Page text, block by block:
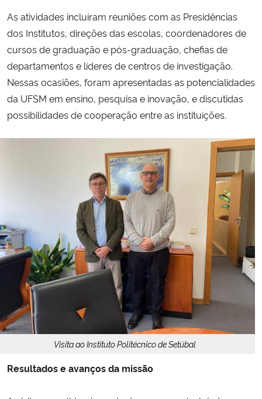
As atividades incluíram reuniões com as Presidências
dos Institutos, direções das escolas, coordenadores de
cursos de graduação e pós-graduação, chefias de
departamentos e líderes de centros de investigação.
Nessas ocasiões, foram apresentadas as potencialidades
da UFSM em ensino, pesquisa e inovação, e discutidas
possibilidades de cooperação entre as instituições.
Visita ao Instituto Politécnico de Setúbal
Resultados e avanços da missão